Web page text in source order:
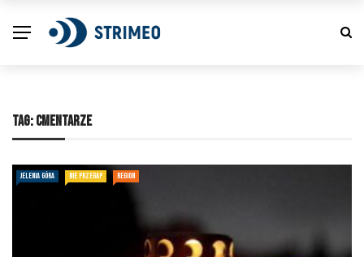
TAG:CMENTARZE
JELENIA GÓRA NIE PRZEGAP REGION